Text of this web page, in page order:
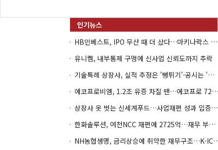
HB인베스트, IPO 무산 때 더 샀다…마키나락스 투자 2.7배 회수
유니켐, 내부통제 구멍에 신사업 신뢰도까지 추락
기술특례 상장사, 실적 추정은 '뻥튀기'·공시는 '누락'
에코프로비엠, 1.2조 유증 차질 땐…에코프로 7270억 '독박'
상장사 옷 벗는 신세계푸드…사업재편 성과 입증할까
한화솔루션, 여천NCC 재편에 2725억…재무 부담 커지나
NH농협생명, 금리상승에 취